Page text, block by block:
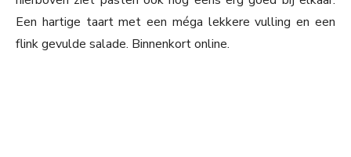
Een hartige taart met een méga lekkere vulling en een
flink gevulde salade. Binnenkort online.